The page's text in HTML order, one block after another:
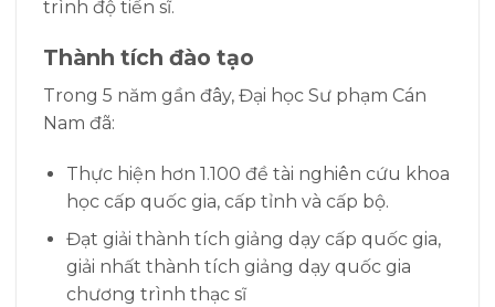
trình độ tiến sĩ.
Thành tích đào tạo
Trong 5 năm gần đây, Đại học Sư phạm Cán
Nam đã:
Thực hiện hơn 1.100 đề tài nghiên cứu khoa
học cấp quốc gia, cấp tỉnh và cấp bộ.
Đạt giải thành tích giảng dạy cấp quốc gia,
giải nhất thành tích giảng dạy quốc gia
chương trình thạc sĩ